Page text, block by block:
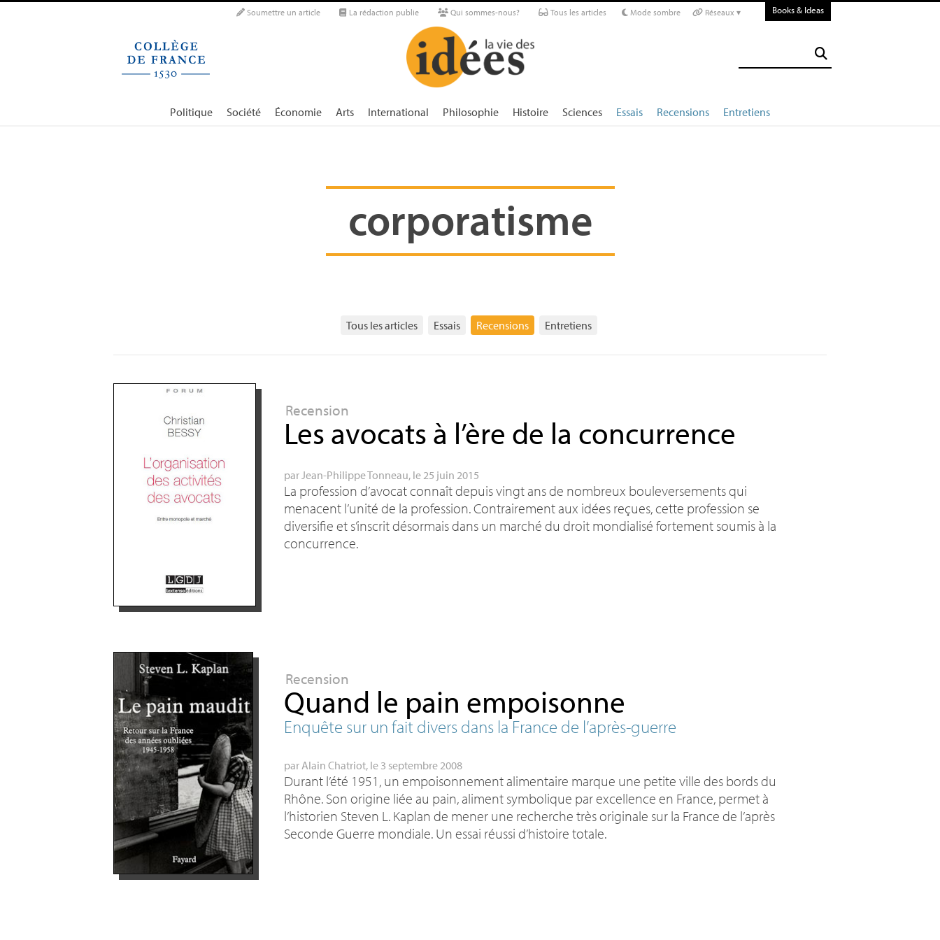
Soumettre un article La rédaction publie Qui sommes-nous? Tous les articles Mode sombre Réseaux ▾ Books & Ideas
Politique Société Économie Arts International Philosophie Histoire Sciences Essais Recensions Entretiens
corporatisme
Tous les articles Essais Recensions Entretiens
Recension
Les avocats à l’ère de la concurrence
par Jean-Philippe Tonneau, le 25 juin 2015
La profession d’avocat connaît depuis vingt ans de nombreux bouleversements qui
menacent l’unité de la profession. Contrairement aux idées reçues, cette profession se
diversifie et s’inscrit désormais dans un marché du droit mondialisé fortement soumis à la
concurrence.
Recension
Quand le pain empoisonne
Enquête sur un fait divers dans la France de l’après-guerre
par Alain Chatriot, le 3 septembre 2008
Durant l’été 1951, un empoisonnement alimentaire marque une petite ville des bords du
Rhône. Son origine liée au pain, aliment symbolique par excellence en France, permet à
l’historien Steven L. Kaplan de mener une recherche très originale sur la France de l’après
Seconde Guerre mondiale. Un essai réussi d’histoire totale.